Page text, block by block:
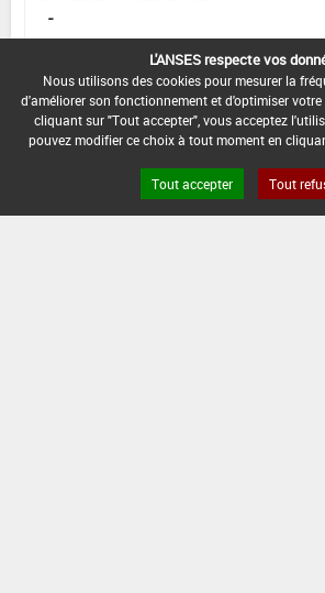
-
DATE DE FIN D'UTILISATION :
-
L'ANSES respecte vos
Nous utilisons des cookies pour mesurer la
d'améliorer son fonctionnement et d'optimiser votre
cliquant sur "Tout accepter", vous acceptez
pouvez modifier ce choix à tout moment en
Tout accepter Tout